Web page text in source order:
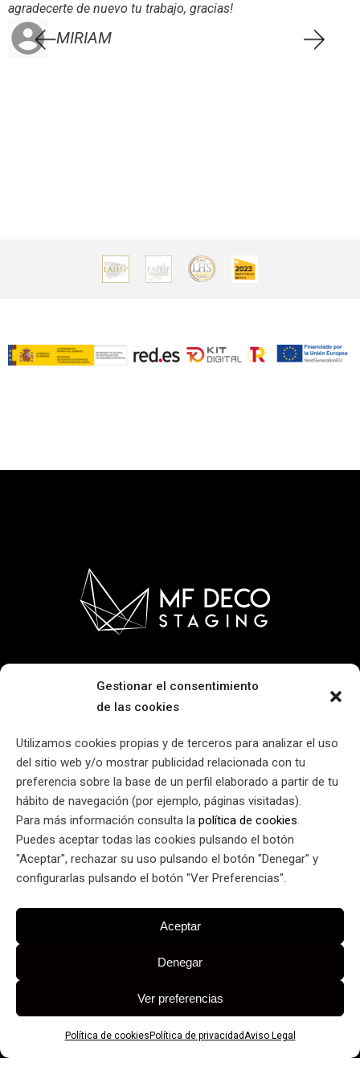
Gestionar el consentimiento
de las cookies
Utilizamos cookies propias y de terceros para analizar el uso
del sitio web y/o mostrar publicidad relacionada con tu
preferencia sobre la base de un perfil elaborado a partir de tu
hábito de navegación (por ejemplo, páginas visitadas).
Para más información consulta la política de cookies.
Puedes aceptar todas las cookies pulsando el botón
"Aceptar", rechazar su uso pulsando el botón "Denegar" y
configurarlas pulsando el botón "Ver Preferencias".
Aceptar
Denegar
Ver preferencias
Política de cookies Política de privacidadAviso Legal
agradecerte de nuevo tu trabajo, gracias!
MIRIAM
Servicios
Proyectos
Colaboradores
Sobre mí
Blog
Contacto